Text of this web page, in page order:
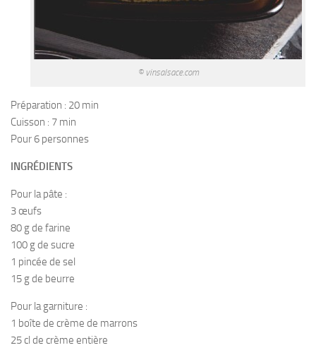
© vinsalsace.com
Préparation : 20 min
Cuisson : 7 min
Pour 6 personnes
INGRÉDIENTS
Pour la pâte :
3 œufs
80 g de farine
100 g de sucre
1 pincée de sel
15 g de beurre
Pour la garniture :
1 boîte de crème de marrons
25 cl de crème entière